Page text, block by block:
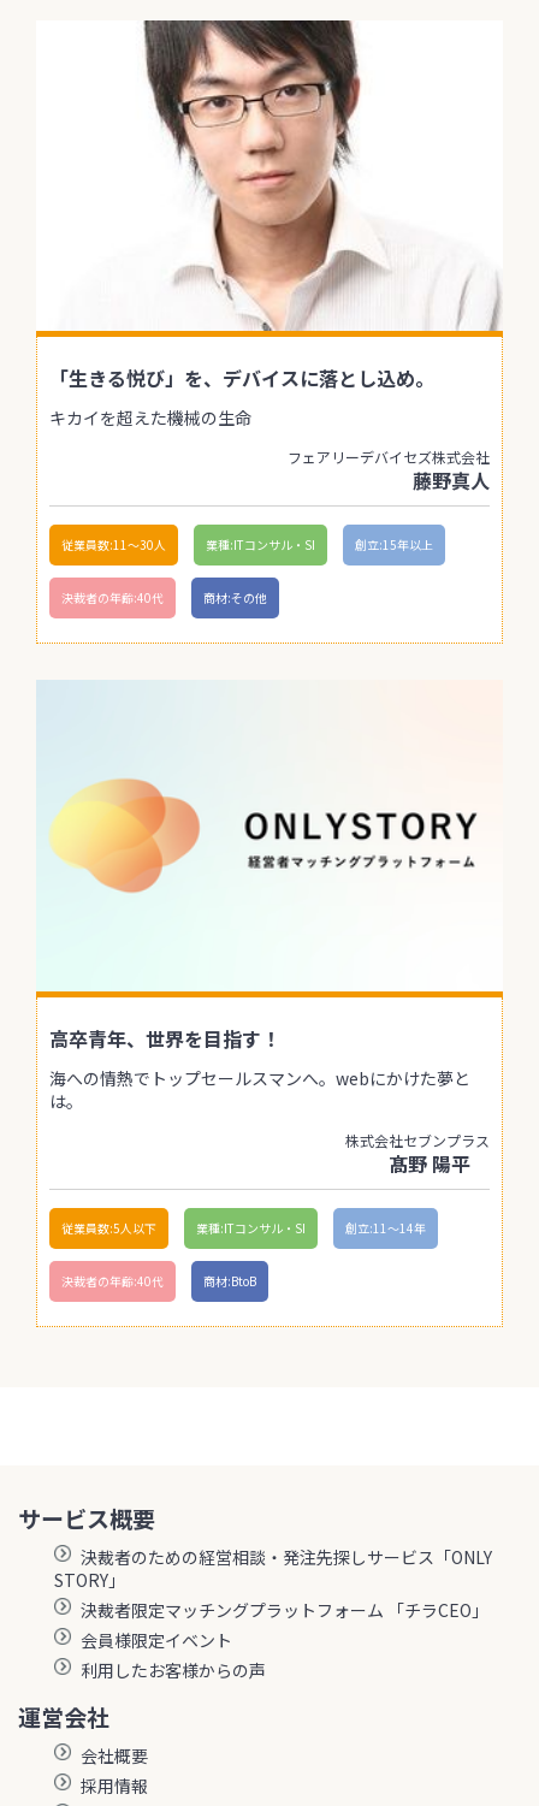
「生きる悦び」を、デバイスに落とし込め。
キカイを超えた機械の生命
フェアリーデバイセズ株式会社
藤野真人
従業員数:11〜30人 業種:ITコンサル・SI 創立:15年以上
決裁者の年齢:40代 商材:その他
高卒青年、世界を目指す！
海への情熱でトップセールスマンへ。webにかけた夢と
は。
株式会社セブンプラス
髙野 陽平
従業員数:5人以下 業種:ITコンサル・SI 創立:11〜14年
決裁者の年齢:40代 商材:BtoB
サービス概要
決裁者のための経営相談・発注先探しサービス「ONLY
STORY」
決裁者限定マッチングプラットフォーム 「チラCEO」
会員様限定イベント
利用したお客様からの声
運営会社
会社概要
採用情報